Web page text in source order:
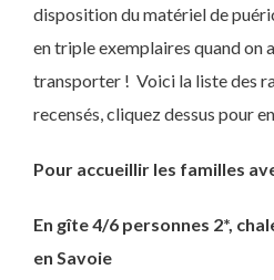
disposition du matériel de
en triple exemplaires quand on
transporter ! Voici la liste des
recensés, cliquez dessus pour
Pour accueillir les familles
En gîte 4/6 personnes 2*,
en Savoie